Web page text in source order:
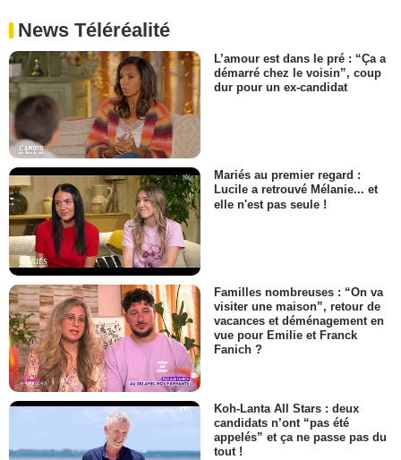
News Téléréalité
L’amour est dans le pré : “Ça a
démarré chez le voisin”, coup
dur pour un ex-candidat
Mariés au premier regard :
Lucile a retrouvé Mélanie... et
elle n'est pas seule !
Familles nombreuses : “On va
visiter une maison”, retour de
vacances et déménagement en
vue pour Emilie et Franck
Fanich ?
Koh-Lanta All Stars : deux
candidats n’ont “pas été
appelés” et ça ne passe pas du
tout !